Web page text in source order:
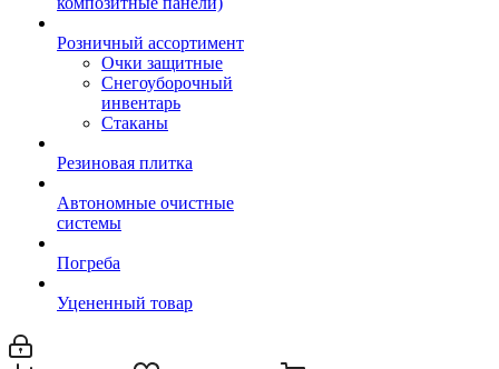
Розничный ассортимент
Очки защитные
Снегоуборочный
инвентарь
Стаканы
Резиновая плитка
Автономные очистные
системы
Погреба
Уцененный товар